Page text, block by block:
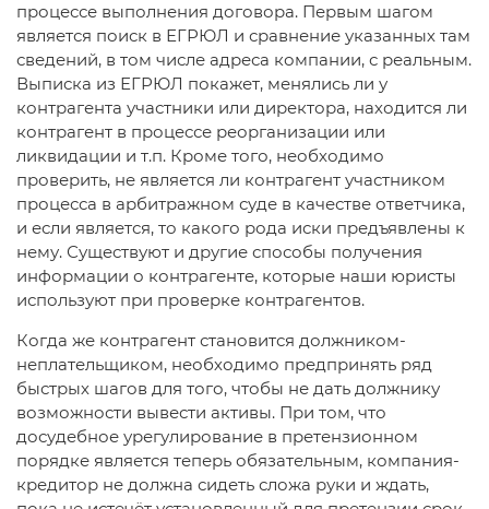
процессе выполнения договора. Первым шагом
является поиск в ЕГРЮЛ и сравнение указанных там
сведений, в том числе адреса компании, с реальным.
Выписка из ЕГРЮЛ покажет, менялись ли у
контрагента участники или директора, находится ли
контрагент в процессе реорганизации или
ликвидации и т.п. Кроме того, необходимо
проверить, не является ли контрагент участником
процесса в арбитражном суде в качестве ответчика,
и если является, то какого рода иски предъявлены к
нему. Существуют и другие способы получения
информации о контрагенте, которые наши юристы
используют при проверке контрагентов.
Когда же контрагент становится должником-
неплательщиком, необходимо предпринять ряд
быстрых шагов для того, чтобы не дать должнику
возможности вывести активы. При том, что
досудебное урегулирование в претензионном
порядке является теперь обязательным, компания-
кредитор не должна сидеть сложа руки и ждать,